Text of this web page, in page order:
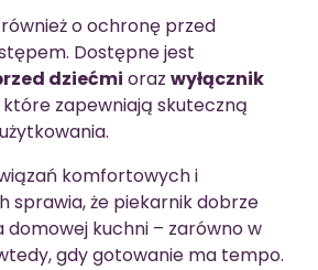
o ochronę przed
Dostępne jest
dziećmi oraz wyłącznik
które zapewniają skuteczną
komfortowych i
sprawia, że piekarnik dobrze
domowej kuchni – zarówno w
gdy gotowanie ma tempo.